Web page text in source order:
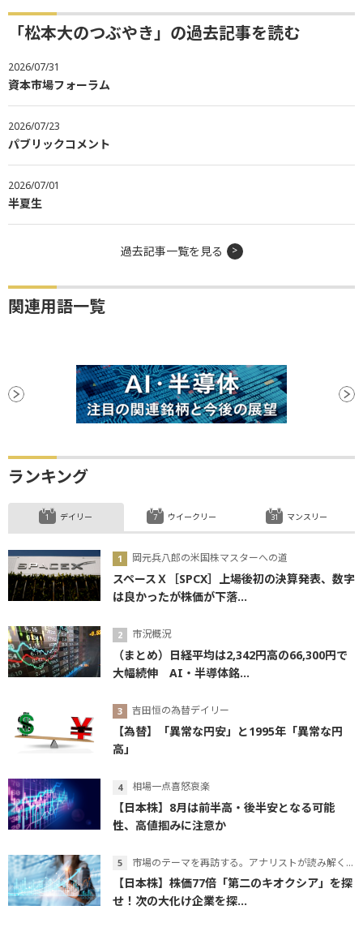
「松本大のつぶやき」の過去記事を読む
2026/07/31
資本市場フォーラム
2026/07/23
パブリックコメント
2026/07/01
半夏生
過去記事一覧を見る
関連用語一覧
ランキング
デイリー
岡元兵八郎の米国株マスターへの道
スペースＸ［SPCX］上場後初の決算発表、数字
は良かったが株価が下落...
市況概況
（まとめ）日経平均は2,342円高の66,300円で
大幅続伸 AI・半導体銘...
吉田恒の為替デイリー
【為替】「異常な円安」と1995年「異常な円
高」
相場一点喜怒哀楽
【日本株】8月は前半高・後半安となる可能
性、高値掴みに注意か
市場のテーマを再訪する。アナリストが読み解くテーマの本質
【日本株】株価77倍「第二のキオクシア」を探
せ！次の大化け企業を探...
ウイークリー マンスリー